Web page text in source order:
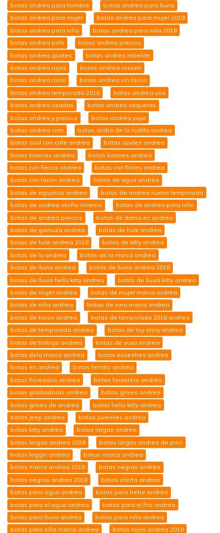
botas andrea para hombre
botas andrea para lluvia
botas andrea para mujer
botas andrea para mujer 2018
botas andrea para niña
botas andrea para niña 2018
botas andrea pirlo
botas andrea precios
botas andrea quotes
botas andrea rebelde
botas andrea rojas
botas andrea rosseti
botas andrea rossi
botas andrea sin tacon
botas andrea temporada 2018
botas andrea usa
botas andrea usadas
botas andrea vaqueras
botas andrea y precios
botas andrea yuya
botas andrea.com
botas arriba de la rodilla andrea
botas azul con cafe andrea
botas azules andrea
botas blancas andrea
botas botines andrea
botas con flecos andrea
botas con flores andrea
botas con tacon andrea
botas de agua andrea
botas de agujetas andrea
botas de andrea nueva temporada
botas de andrea otoño invierno
botas de andrea para niño
botas de andrea precios
botas de dama en andrea
botas de gamuza andrea
botas de hule andrea
botas de hule andrea 2018
botas de kitty andrea
botas de la andrea
botas de la marca andrea
botas de lluvia andrea
botas de lluvia andrea 2018
botas de lluvia hello kitty andrea
botas de lluvia kitty andrea
botas de mujer andrea
botas de mujer marca andrea
botas de niña andrea
botas de nina marca andrea
botas de tacon andrea
botas de temporada 2018 andrea
botas de temporada andrea
botas de toy story andrea
botas de trabajo andrea
botas de yuya andrea
botas dela marca andrea
botas ecuestres andrea
botas en andrea
botas ferrato andrea
botas floreadas andrea
botas forastero andrea
botas gladiadoras andrea
botas grises andrea
botas grises de andrea
botas hello kitty andrea
botas jeep andrea
botas juveniles andrea
botas kitty andrea
botas largas andrea
botas largas andrea 2018
botas largas andrea de piso
botas leggin andrea
botas marca andrea
botas marca andrea 2018
botas negras andrea
botas negras andrea 2018
botas oferta andrea
botas para agua andrea
botas para bebe andrea
botas para el agua andrea
botas para el frio andrea
botas para lluvia andrea
botas para niña andrea
botas para niña marca andrea
botas rojas andrea 2018